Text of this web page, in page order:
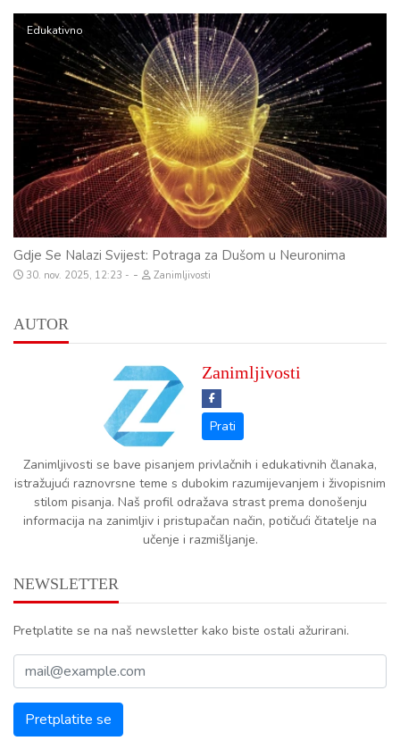
Edukativno
Gdje Se Nalazi Svijest: Potraga za Dušom u Neuronima
30. nov. 2025, 12:23 - Zanimljivosti
AUTOR
Zanimljivosti
Zanimljivosti se bave pisanjem privlačnih i edukativnih članaka,
istražujući raznovrsne teme s dubokim razumijevanjem i živopisnim
stilom pisanja. Naš profil odražava strast prema donošenju
informacija na zanimljiv i pristupačan način, potičući čitatelje na
učenje i razmišljanje.
NEWSLETTER
Pretplatite se na naš newsletter kako biste ostali ažurirani.